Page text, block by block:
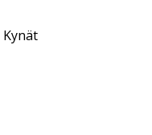
Kynät